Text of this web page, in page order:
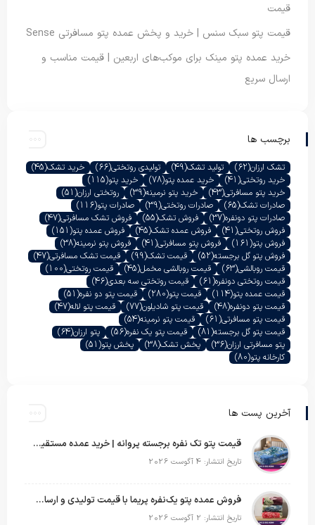
قیمت
قیمت پتو سبک سنس | خرید و پخش عمده پتو مسافرتی Sense
خرید عمده پتو مینک برای موکب‌های اربعین | قیمت مناسب و
ارسال سریع
برچسب ها
تشک ارزان(62) تولید تشک(49) تولیدی روتختی(66) خرید تشک(45)
خرید روتختی(41) خرید عمده پتو(78) خرید پتو(115)
خرید پتو مسافرتی(43) خرید پتو نرمینه(39) روتختی ارزان(51)
صادرات تشک(65) صادرات روتختی(39) صادرات پتو(116)
صادرات پتو دونفره(37) فروش تشک(55) فروش تشک مسافرتی(47)
فروش روتختی(41) فروش عمده تشک(45) فروش عمده پتو(151)
فروش پتو(161) فروش پتو مسافرتی(41) فروش پتو نرمینه(38)
فروش پتو گل برجسته(52) قیمت تشک(99) قیمت تشک مسافرتی(47)
قیمت روبالشی(63) قیمت روبالشی مخمل(45) قیمت روتختی(100)
قیمت روتختی دونفره(61) قیمت روتختی سه بعدی(46)
قیمت عمده پتو(114) قیمت پتو(280) قیمت پتو دو نفره(51)
قیمت پتو دونفره(48) قیمت پتو شادیلون(77) قیمت پتو لاله(47)
قیمت پتو مسافرتی(61) قیمت پتو نرمینه(54)
قیمت پتو گل برجسته(81) قیمت پتو یک نفره(56) پتو ارزان(64)
پتو مسافرتی ارزان(36) پخش تشک(38) پخش پتو(51)
کارخانه پتو(80)
آخرین پست ها
قیمت پتو تک نفره برجسته پروانه | خرید عمده مستقیم با بهترین قیمت بازار
تاریخ انتشار: 4 آگوست 2026
فروش عمده پتو یک‌نفره پریما با قیمت تولیدی و ارسال به سراسر کشور
تاریخ انتشار: 2 آگوست 2026